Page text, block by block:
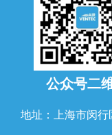
公众号二
地址：上海市闵